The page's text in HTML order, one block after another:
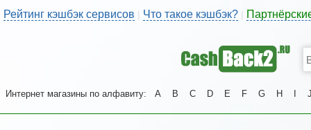
Рейтинг кэшбэк сервисов | Что такое кэшбэк?
Интернет магазины по алфавиту: A B C D E F G H